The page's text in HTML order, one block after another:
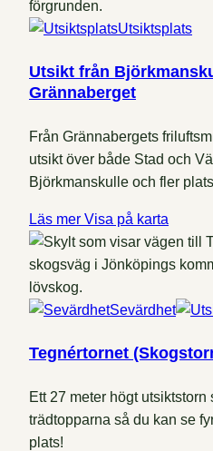
Utsiktsplats
Utsikt från
Grännaberget
Från Grännabergets
utsikt över både Stad och
Björkmanskulle och fler
Läs mer Visa på karta
Sevärdhet
Tegnértornet
Ett 27 meter högt
trädtopparna så du kan se
plats!